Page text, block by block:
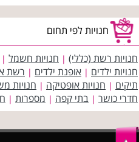
חנויות לפי תחום
חנויות רשת (כללי) | חנויות חשמל |
חנויות ילדים | אופנת ילדים | רשת
תיקים | חנויות אופטיקה | חנויות
חדרי כושר | בתי קפה | מספרות |